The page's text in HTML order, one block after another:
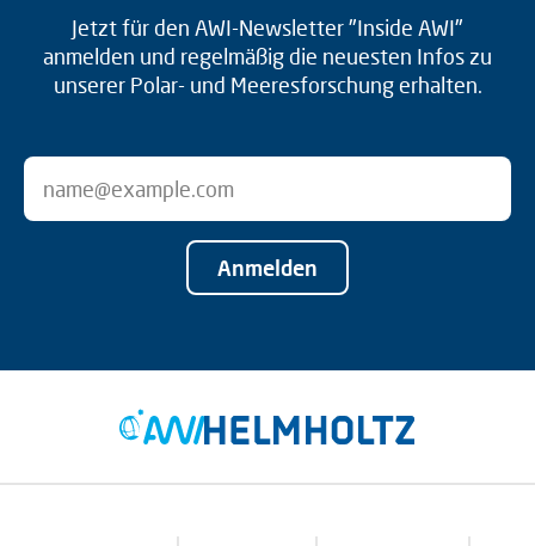
Jetzt für den AWI-Newsletter "Inside AWI"
anmelden und regelmäßig die neuesten Infos zu
unserer Polar- und Meeresforschung erhalten.
Anmelden